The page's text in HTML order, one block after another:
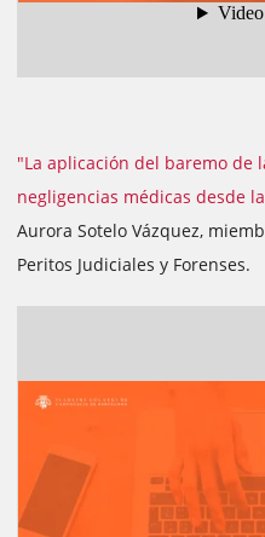
"La aplicación del baremo de
negligencias médicas desde
Aurora Sotelo Vázquez,
Peritos Judiciales y Forenses.